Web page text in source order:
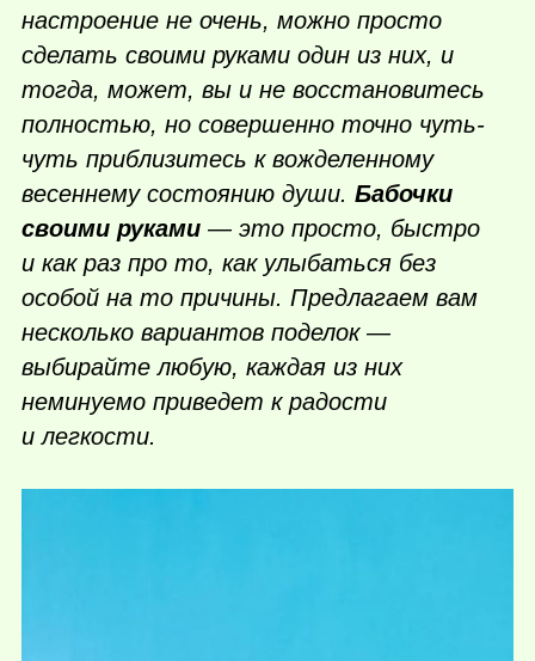
настроение не очень, можно просто
сделать своими руками один из них, и
тогда, может, вы и не восстановитесь
полностью, но совершенно точно чуть-
чуть приблизитесь к вожделенному
весеннему состоянию души. Бабочки
своими руками — это просто, быстро
и как раз про то, как улыбаться без
особой на то причины. Предлагаем вам
несколько вариантов поделок —
выбирайте любую, каждая из них
неминуемо приведет к радости
и легкости.